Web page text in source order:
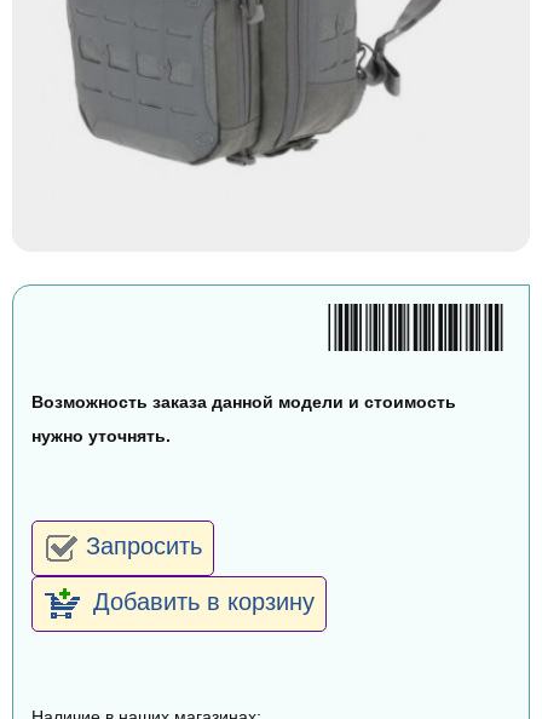
Возможность заказа данной модели и стоимость
нужно уточнять.
Запросить
Добавить в корзину